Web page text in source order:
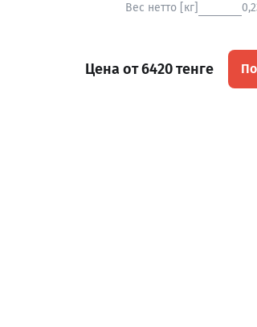
Вес нетто [кг]
Цена от 6420 тенге